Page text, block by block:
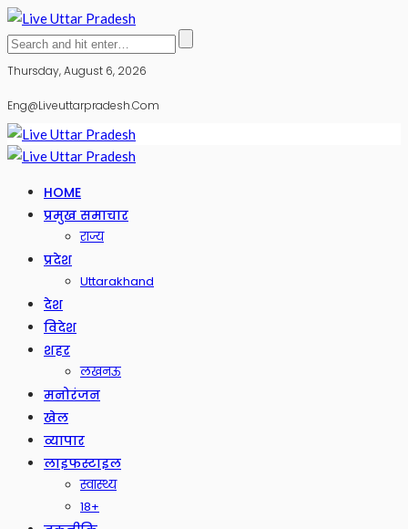
Thursday, August 6, 2026
Eng@liveuttarpradesh.com
HOME
प्रमुख समाचार
राज्य
प्रदेश
Uttarakhand
देश
विदेश
शहर
लखनऊ
मनोरंजन
खेल
व्यापार
लाइफस्टाइल
स्वास्थ्य
18+